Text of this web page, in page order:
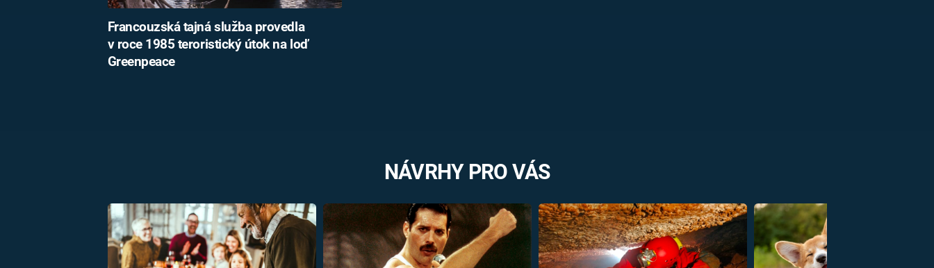
Francouzská tajná služba provedla
v roce 1985 teroristický útok na loď
Greenpeace
NÁVRHY PRO VÁS